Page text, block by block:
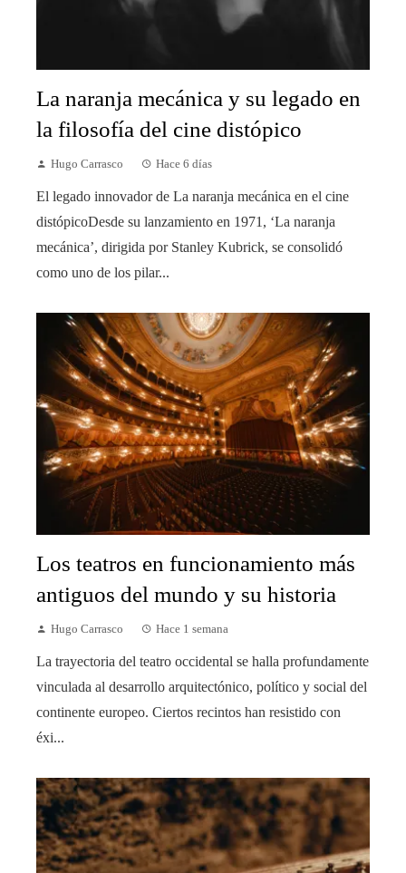
La naranja mecánica y su legado en
la filosofía del cine distópico
Hugo Carrasco Hace 6 días
El legado innovador de La naranja mecánica en el cine
distópicoDesde su lanzamiento en 1971, ‘La naranja
mecánica’, dirigida por Stanley Kubrick, se consolidó
como uno de los pilar...
Los teatros en funcionamiento más
antiguos del mundo y su historia
Hugo Carrasco Hace 1 semana
La trayectoria del teatro occidental se halla profundamente
vinculada al desarrollo arquitectónico, político y social del
continente europeo. Ciertos recintos han resistido con
éxi...